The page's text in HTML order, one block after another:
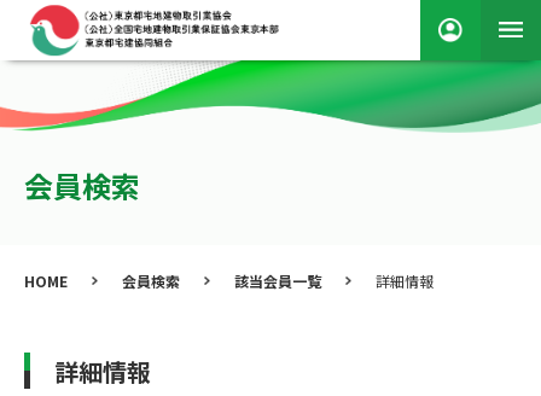
会員検索
HOME 会員検索 該当会員一覧 詳細情報
詳細情報